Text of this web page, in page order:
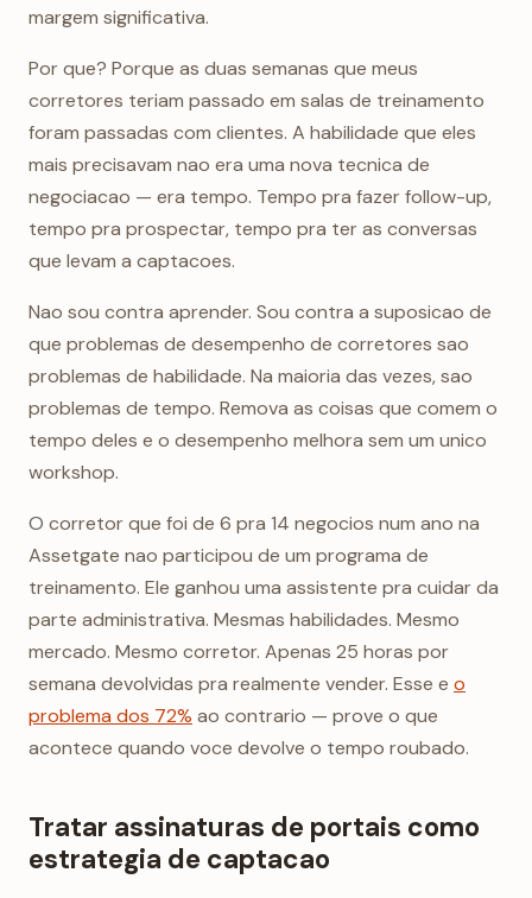
margem significativa.
Por que? Porque as duas semanas que meus
corretores teriam passado em salas de treinamento
foram passadas com clientes. A habilidade que eles
mais precisavam nao era uma nova tecnica de
negociacao — era tempo. Tempo pra fazer follow-up,
tempo pra prospectar, tempo pra ter as conversas
que levam a captacoes.
Nao sou contra aprender. Sou contra a suposicao de
que problemas de desempenho de corretores sao
problemas de habilidade. Na maioria das vezes, sao
problemas de tempo. Remova as coisas que comem o
tempo deles e o desempenho melhora sem um unico
workshop.
O corretor que foi de 6 pra 14 negocios num ano na
Assetgate nao participou de um programa de
treinamento. Ele ganhou uma assistente pra cuidar da
parte administrativa. Mesmas habilidades. Mesmo
mercado. Mesmo corretor. Apenas 25 horas por
semana devolvidas pra realmente vender. Esse e o
problema dos 72% ao contrario — prove o que
acontece quando voce devolve o tempo roubado.
Tratar assinaturas de portais como
estrategia de captacao